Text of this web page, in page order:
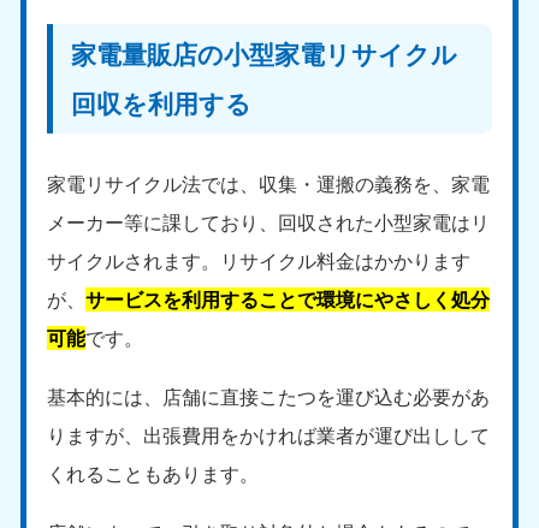
家電量販店の小型家電リサイクル
回収を利用する
家電リサイクル法では、収集・運搬の義務を、家電
メーカー等に課しており、回収された小型家電はリ
サイクルされます。リサイクル料金はかかります
が、サービスを利用することで環境にやさしく処分
可能です。
基本的には、店舗に直接こたつを運び込む必要があ
りますが、出張費用をかければ業者が運び出しして
くれることもあります。